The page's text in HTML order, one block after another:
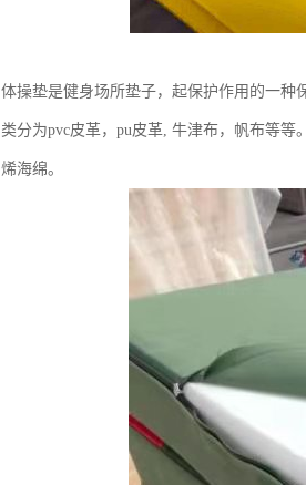
体操垫是健身场所垫子，起保护作用的一种
类分为pvc皮革，pu皮革, 牛津布，帆布等
烯海绵。